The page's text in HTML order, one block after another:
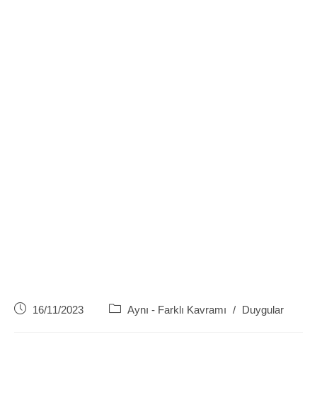
Post 16/11/2023
Post Aynı - Farklı Kavramı / Duygular